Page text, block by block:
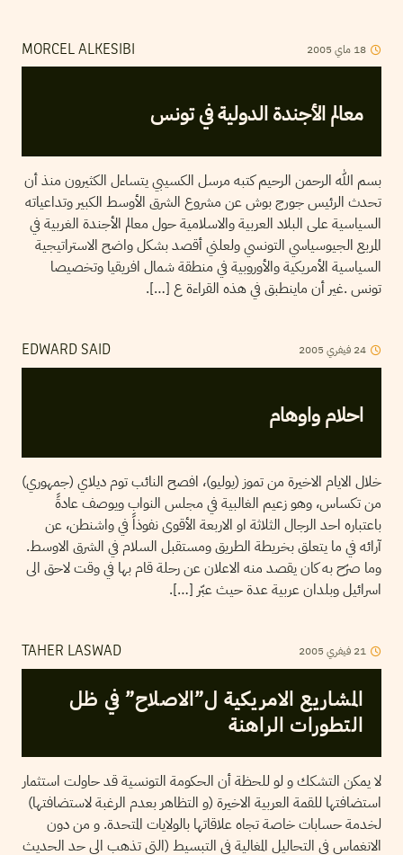
MORCEL ALKESIBI 18 ماي 2005
معالم الأجندة الدولية في تونس
بسم الله الرحمن الرحيم كتبه مرسل الكسيبي يتساءل الكثيرون منذ أن
تحدث الرئيس جورج بوش عن مشروع الشرق الأوسط الكبير وتداعياته
السياسية على البلاد العربية والاسلامية حول معالم الأجندة الغربية في
المربع الجيوسياسي التونسي ولعلني أقصد بشكل واضح الاستراتيجية
السياسية الأمريكية والأوروبية في منطقة شمال افريقيا وتخصيصا
تونس .غير أن ماينطبق في هذه القراءة ع […].
EDWARD SAID 24 فيفري 2005
احلام واوهام
خلال الايام الاخيرة من تموز (يوليو)، افصح النائب توم ديلاي (جمهوري)
من تكساس، وهو زعيم الغالبية في مجلس النواب ويوصف عادةً
باعتباره احد الرجال الثلاثة او الاربعة الأقوى نفوذاً في واشنطن، عن
آرائه في ما يتعلق بخريطة الطريق ومستقبل السلام في الشرق الاوسط.
وما صرّح به كان يقصد منه الاعلان عن رحلة قام بها في وقت لاحق الى
اسرائيل وبلدان عربية عدة حيث عبّر […].
TAHER LASWAD 21 فيفري 2005
المشاريع الامريكية ل”الاصلاح” في ظل
التطورات الراهنة
لا يمكن التشكك و لو للحظة أن الحكومة التونسية قد حاولت استثمار
استضافتها للقمة العربية الاخيرة (و التظاهر بعدم الرغبة لاستضافتها)
لخدمة حسابات خاصة تجاه علاقاتها بالولايات المتحدة. و من دون
الانغماس في التحاليل المغالية في التبسيط (التي تذهب الى حد الحديث